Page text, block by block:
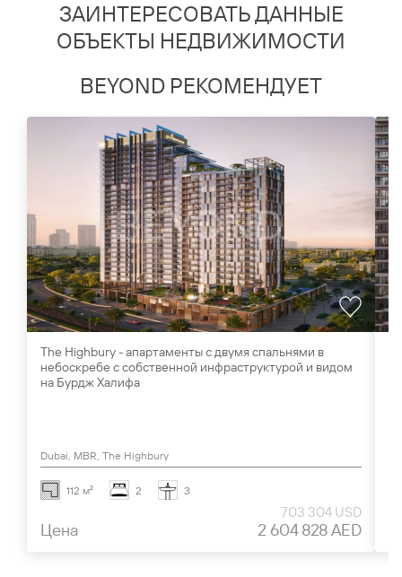
ЗАИНТЕРЕСОВАТЬ ДАННЫЕ
ОБЪЕКТЫ НЕДВИЖИМОСТИ
BEYOND РЕКОМЕНДУЕТ
The Highbury - апартаменты с двумя спальнями в
небоскребе с собственной инфраструктурой и видом
на Бурдж Халифа
Dubai, MBR, The Highbury
112 м² 2 3
Цена
703 304 USD
2 604 828 AED